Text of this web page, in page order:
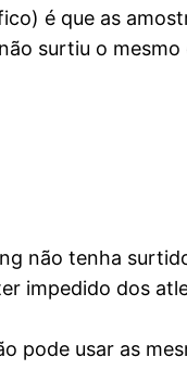
é que as
surtiu o
não tenha
impedido dos
pode usar as